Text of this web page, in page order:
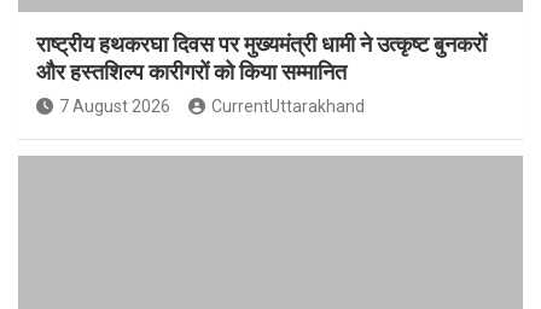
राष्ट्रीय हथकरघा दिवस पर मुख्यमंत्री धामी ने उत्कृष्ट बुनकरों
और हस्तशिल्प कारीगरों को किया सम्मानित
7 August 2026 CurrentUttarakhand